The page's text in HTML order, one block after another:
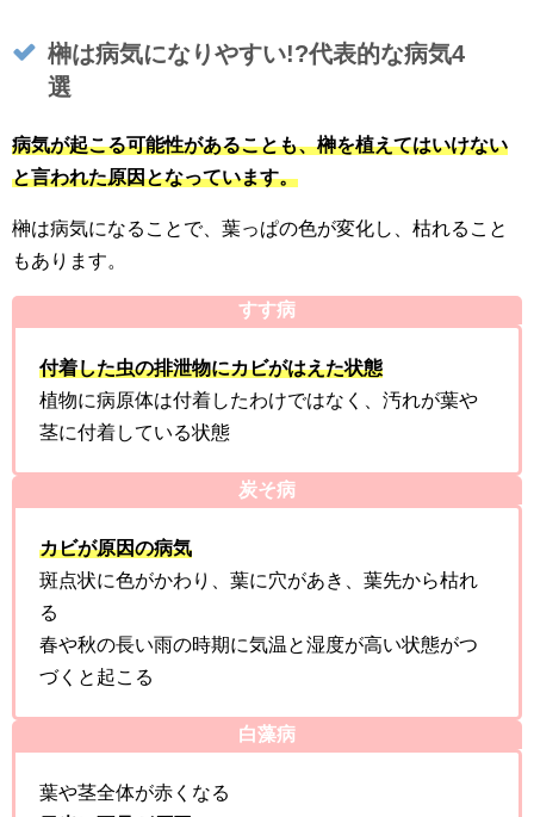
榊は病気になりやすい!?代表的な病気4
選
病気が起こる可能性があることも、榊を植えてはいけない
と言われた原因となっています。
榊は病気になることで、葉っぱの色が変化し、枯れること
もあります。
すす病
付着した虫の排泄物にカビがはえた状態
植物に病原体は付着したわけではなく、汚れが葉や
茎に付着している状態
炭そ病
カビが原因の病気
斑点状に色がかわり、葉に穴があき、葉先から枯れ
る
春や秋の長い雨の時期に気温と湿度が高い状態がつ
づくと起こる
白藻病
葉や茎全体が赤くなる